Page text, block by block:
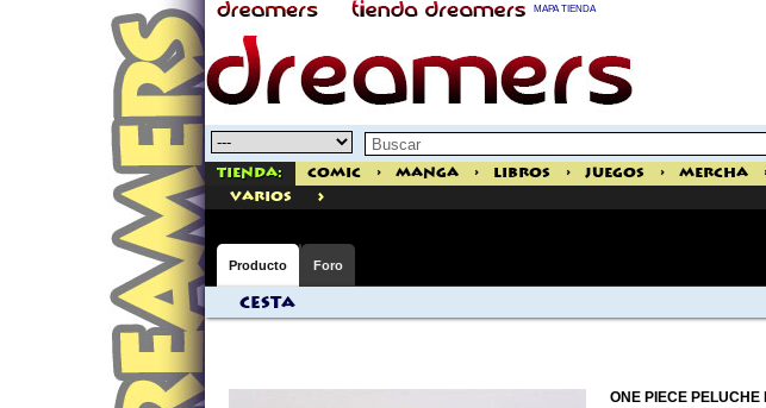
MAPA TIENDA
Tienda: Comic > Manga > Libros > Juegos > Mercha
varios
>
Producto Foro
Cesta
ONE PIECE PELUCHE